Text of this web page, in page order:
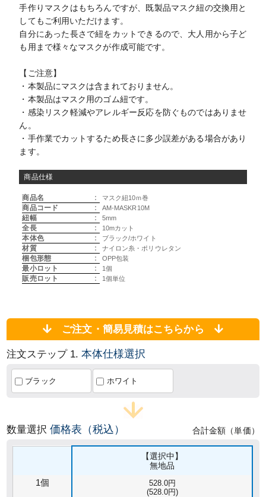
手作りマスクはもちろんですが、既製品マスク紐の交換用と
してもご利用いただけます。
自分にあった長さで紐をカットできるので、大人用から子ど
も用まで様々なマスクが作成可能です。
【ご注意】
・本製品にマスクは含まれておりません。
・本製品はマスク用のゴム紐です。
・感染リスク軽減やアレルギー反応を防ぐものではありませ
ん。
・手作業でカットするため長さに多少誤差がある場合があり
ます。
商品仕様
商品名 : マスク紐10ｍ巻
商品コード : AM-MASKR10M
紐幅 : 5mm
全長 : 10mカット
本体色 : ブラック/ホワイト
材質 : ナイロン糸・ポリウレタン
梱包形態 : OPP包装
最小ロット : 1個
販売ロット : 1個単位
ご注文・簡易見積はこちらから
注文ステップ 1.本体仕様選択
ブラック ホワイト
数量選択価格表（税込） 合計金額（単価）
【選択中】
無地品
1個
528.0円
(528.0円)